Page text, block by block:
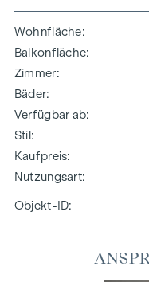
Wohnfläche
Balkonfläche
Zimmer
Bäder
Verfügbar ab
Stil
Kaufpreis
Nutzungsart
Objekt-ID: